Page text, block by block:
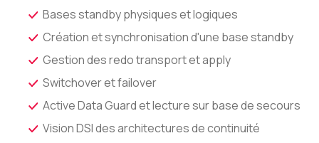
Bases standby physiques et logiques
Création et synchronisation d'une base standby
Gestion des redo transport et apply
Switchover et failover
Active Data Guard et lecture sur base de secours
Vision DSI des architectures de continuité